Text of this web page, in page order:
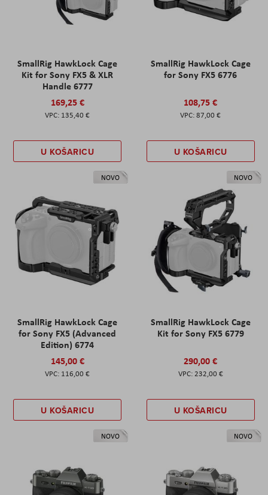
SmallRig HawkLock Cage
Kit for Sony FX5 & XLR
Handle 6777
169,25 €
135,40 €
U KOŠARICU
SmallRig HawkLock Cage
for Sony FX5 6776
108,75 €
87,00 €
U KOŠARICU
NOVO
SmallRig HawkLock Cage
for Sony FX5 (Advanced
Edition) 6774
145,00 €
116,00 €
U KOŠARICU
NOVO
SmallRig HawkLock Cage
Kit for Sony FX5 6779
290,00 €
232,00 €
U KOŠARICU
NOVO NOVO